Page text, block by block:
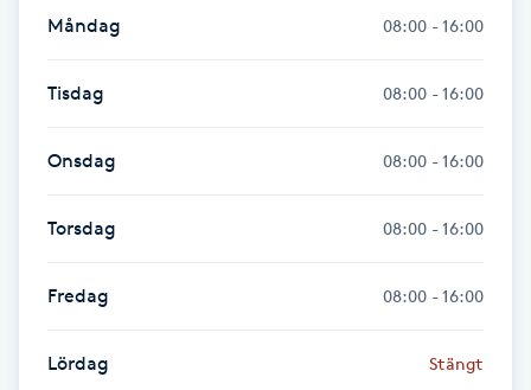
Fransar
Fransborttagning
Fransfärgning
Fransförlängning
Fransförlängning Megavolym
Fransförlängning Volym
Måndag 08:00 - 16:00
Tisdag 08:00 - 16:00
Onsdag 08:00 - 16:00
Torsdag 08:00 - 16:00
Fredag 08:00 - 16:00
Lördag Stängt